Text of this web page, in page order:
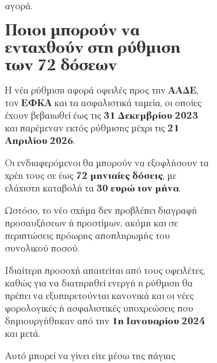
αγορά.
Ποιοι μπορούν να
ενταχθούν στη ρύθμιση
των 72 δόσεων
Η νέα ρύθμιση αφορά οφειλές προς την ΑΑΔΕ,
τον ΕΦΚΑ και τα ασφαλιστικά ταμεία, οι οποίες
έχουν βεβαιωθεί έως τις 31 Δεκεμβρίου 2023
και παρέμεναν εκτός ρύθμισης μέχρι τις 21
Απριλίου 2026.
Οι ενδιαφερόμενοι θα μπορούν να εξοφλήσουν τα
χρέη τους σε έως 72 μηνιαίες δόσεις, με
ελάχιστη καταβολή τα 30 ευρώ τον μήνα.
Ωστόσο, το νέο σχήμα δεν προβλέπει διαγραφή
προσαυξήσεων ή προστίμων, ακόμη και σε
περιπτώσεις πρόωρης αποπληρωμής του
συνολικού ποσού.
Ιδιαίτερη προσοχή απαιτείται από τους οφειλέτες,
καθώς για να διατηρηθεί ενεργή η ρύθμιση θα
πρέπει να εξυπηρετούνται κανονικά και οι νέες
φορολογικές ή ασφαλιστικές υποχρεώσεις που
δημιουργήθηκαν από την 1η Ιανουαρίου 2024
και μετά.
Αυτό μπορεί να γίνει είτε μέσω της πάγιας